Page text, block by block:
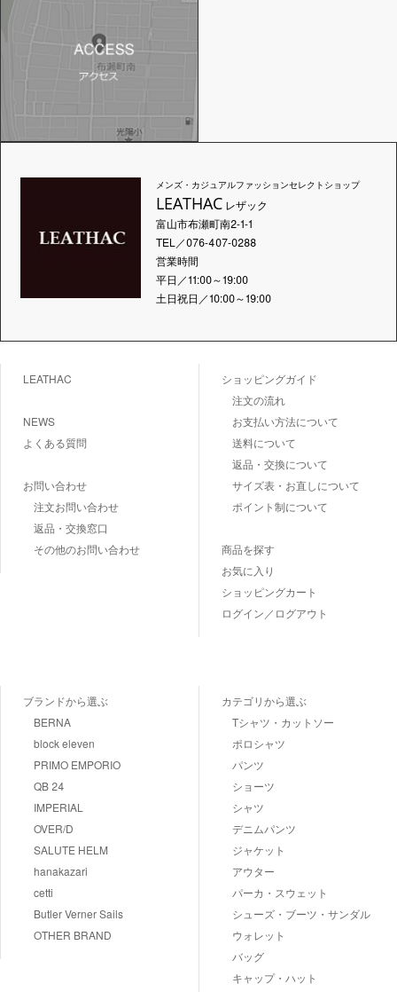
メンズ・カジュアルファッションセレクトショップ
LEATHACレザック
富山市布瀬町南2-1-1
TEL／076-407-0288
営業時間
平日／11:00～19:00
土日祝日／10:00～19:00
LEATHAC
NEWS
よくある質問
お問い合わせ
注文お問い合わせ
返品・交換窓口
その他のお問い合わせ
ショッピングガイド
注文の流れ
お支払い方法について
送料について
返品・交換について
サイズ表・お直しについて
ポイント制について
商品を探す
お気に入り
ショッピングカート
ログイン／ログアウト
ブランドから選ぶ
BERNA
block eleven
PRIMO EMPORIO
QB 24
IMPERIAL
OVER/D
SALUTE HELM
hanakazari
cetti
Butler Verner Sails
OTHER BRAND
カテゴリから選ぶ
Tシャツ・カットソー
ポロシャツ
パンツ
ショーツ
シャツ
デニムパンツ
ジャケット
アウター
パーカ・スウェット
シューズ・ブーツ・サンダル
ウォレット
バッグ
キャップ・ハット